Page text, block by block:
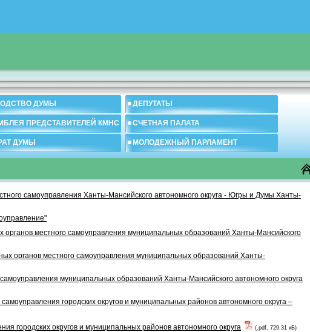
ДУМЫ ДЕПУТАТЫ
ПРЕДСТАВИТЕЛЕЙ КМНС СЧЕТНАЯ ПАЛАТА
ДУМЫ МОЛОДЕЖНЫЙ ПАРЛАМЕНТ
самоуправления Ханты-Мансийского автономного округа - Югры и Думы Ханты-
местного самоуправления муниципальных образований Ханты-Мансийского
органов местного самоуправления муниципальных образований Ханты-
муниципальных образований Ханты-Мансийского автономного округа
городских округов и муниципальных районов автономного округа –
городских округов и муниципальных районов автономного округа
(.pdf, 729.31 кБ)